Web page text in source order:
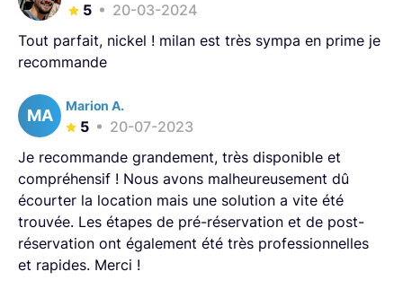
5
20-03-2024
Tout parfait, nickel ! milan est très sympa en prime je
recommande
MA
Marion A.
5
20-07-2023
Je recommande grandement, très disponible et
compréhensif ! Nous avons malheureusement dû
écourter la location mais une solution a vite été
trouvée. Les étapes de pré-réservation et de post-
réservation ont également été très professionnelles
et rapides. Merci !